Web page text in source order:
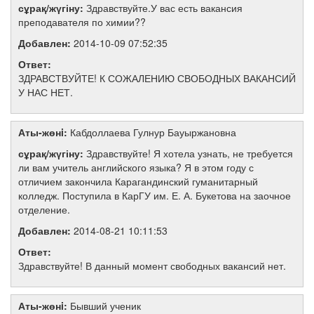
сұрақ/жүгіну: Здравствуйте.У вас есть вакансия
преподавателя по химии??
Добавлен: 2014-10-09 07:52:35
Ответ:
ЗДРАВСТВУЙТЕ! К СОЖАЛЕНИЮ СВОБОДНЫХ ВАКАНСИЙ
У НАС НЕТ.
Аты-жөнi: Кабдоллаева Гулнур Бауыржановна
сұрақ/жүгіну: Здравствуйте! Я хотела узнать, не требуется
ли вам учитель английского языка? Я в этом году с
отличием закончила Карагандинский гуманитарный
колледж. Поступила в КарГУ им. Е. А. Букетова на заочное
отделение.
Добавлен: 2014-08-21 10:11:53
Ответ:
Здравствуйте! В данный момент свободных вакансий нет.
Аты-жөнi: Бывший ученик